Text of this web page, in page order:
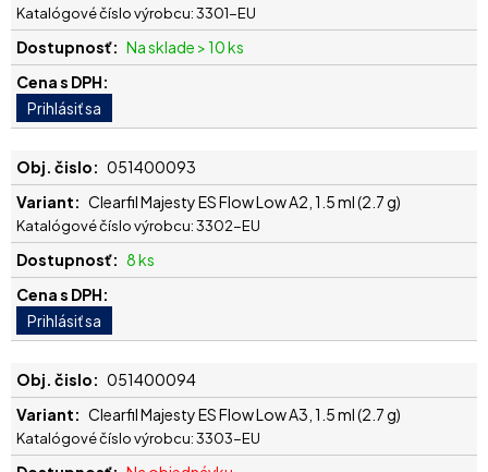
Katalógové číslo výrobcu: 3301-EU
Na sklade > 10 ks
051400093
Clearfil Majesty ES Flow Low A2, 1.5 ml (2.7 g)
Katalógové číslo výrobcu: 3302-EU
8 ks
051400094
Clearfil Majesty ES Flow Low A3, 1.5 ml (2.7 g)
Katalógové číslo výrobcu: 3303-EU